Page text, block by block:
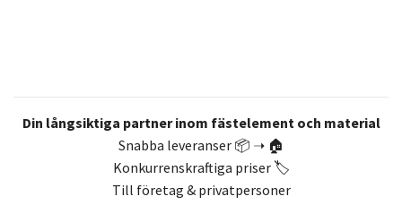
Din långsiktiga partner inom fästelement och material
Snabba leveranser 📦 ➝ 🏠
Konkurrenskraftiga priser 🏷️
Till företag & privatpersoner